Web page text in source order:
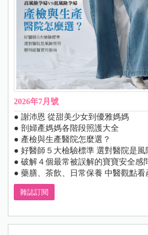
2026年7月號
● 謝沛恩 從甜美少女到優雅媽媽
● 剖婦產媽媽各階段照護大全
● 產檢與生產醫院怎麼選？
● 好醫師５大檢驗標準 選對醫院是風
● 破解４個最常被誤解的寶寶安全感
● 藥膳、茶飲、日常保養 中醫觀點看
雜誌訂閱